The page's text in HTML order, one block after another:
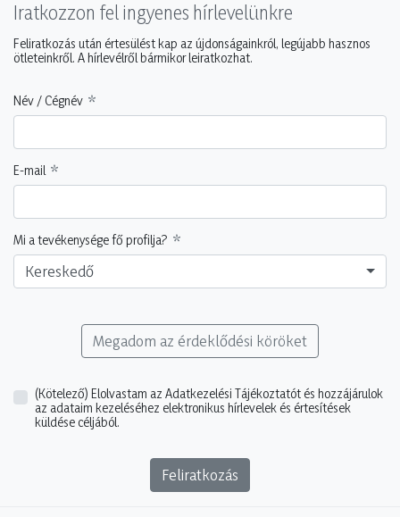
Iratkozzon fel ingyenes hírlevelünkre
Feliratkozás után értesülést kap az újdonságainkról, legújabb hasznos
ötleteinkről. A hírlevélről bármikor leiratkozhat.
Név / Cégnév
E-mail
Mi a tevékenysége fő profilja?
Kereskedő
Megadom az érdeklődési köröket
(Kötelező) Elolvastam az Adatkezelési Tájékoztatót és hozzájárulok
az adataim kezeléséhez elektronikus hírlevelek és értesítések
küldése céljából.
Feliratkozás